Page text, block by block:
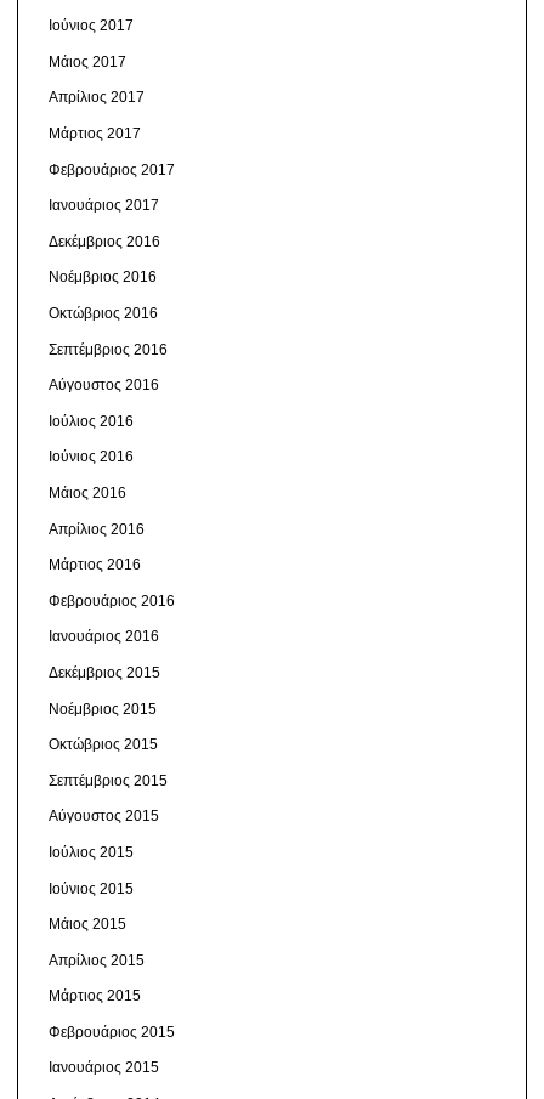
Ιούνιος 2017
Μάιος 2017
Απρίλιος 2017
Μάρτιος 2017
Φεβρουάριος 2017
Ιανουάριος 2017
Δεκέμβριος 2016
Νοέμβριος 2016
Οκτώβριος 2016
Σεπτέμβριος 2016
Αύγουστος 2016
Ιούλιος 2016
Ιούνιος 2016
Μάιος 2016
Απρίλιος 2016
Μάρτιος 2016
Φεβρουάριος 2016
Ιανουάριος 2016
Δεκέμβριος 2015
Νοέμβριος 2015
Οκτώβριος 2015
Σεπτέμβριος 2015
Αύγουστος 2015
Ιούλιος 2015
Ιούνιος 2015
Μάιος 2015
Απρίλιος 2015
Μάρτιος 2015
Φεβρουάριος 2015
Ιανουάριος 2015